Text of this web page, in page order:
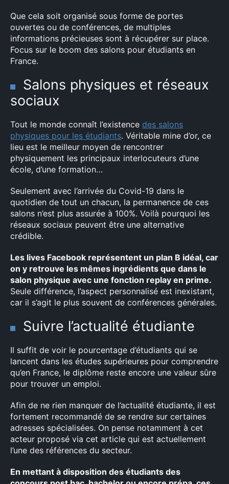
Que cela soit organisé sous forme de portes
ouvertes ou de conférences, de multiples
informations précieuses sont à récupérer sur place.
Focus sur le boom des salons pour étudiants en
France.
Salons physiques et réseaux
sociaux
Tout le monde connaît l’existence des salons
physiques pour les étudiants. Véritable mine d’or, ce
lieu est le meilleur moyen de rencontrer
physiquement les principaux interlocuteurs d’une
école, d’une formation…
Seulement avec l’arrivée du Covid-19 dans le
quotidien de tout un chacun, la permanence de ces
salons n’est plus assurée à 100%. Voilà pourquoi les
réseaux sociaux peuvent être une alternative
crédible.
Les lives Facebook représentent un plan B idéal, car
on y retrouve les mêmes ingrédients que dans le
salon physique avec une fonction replay en prime.
Seule différence, l’aspect personnalisé est inexistant,
car il s’agit le plus souvent de conférences générales.
Suivre l’actualité étudiante
Il suffit de voir le pourcentage d’étudiants qui se
lancent dans les études supérieures pour comprendre
qu’en France, le diplôme reste encore une valeur sûre
pour trouver un emploi.
Afin de ne rien manquer de l’actualité étudiante, il est
fortement recommandé de se rendre sur certaines
adresses spécialisées. On pense notamment à cet
acteur proposé via cet article qui est actuellement
l’une des références du secteur.
En mettant à disposition des étudiants des